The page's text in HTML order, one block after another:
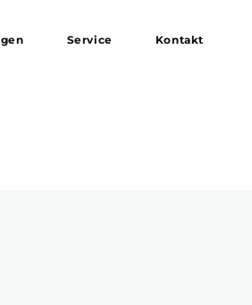
Service Kontakt